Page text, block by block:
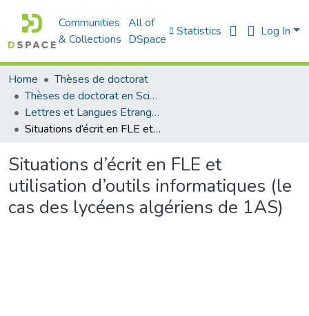
Communities
& Collections
All of
DSpace
Statistics Log In
Home
Thèses de doctorat
Thèses de doctorat en Sciences
Lettres et Langues Etrangères - اللغات الأجنبية
Situations d’écrit en FLE et utilisation d’outils informatiques (le cas des lycéens algériens de 1AS)
Situations d’écrit en FLE et
utilisation d’outils informatiques (le
cas des lycéens algériens de 1AS)